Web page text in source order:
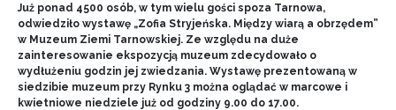
Już ponad 4500 osób, w tym wielu gości spoza Tarnowa,
odwiedziło wystawę „Zofia Stryjeńska. Między wiarą a obrzędem”
w Muzeum Ziemi Tarnowskiej. Ze względu na duże
zainteresowanie ekspozycją muzeum zdecydowało o
wydłużeniu godzin jej zwiedzania. Wystawę prezentowaną w
siedzibie muzeum przy Rynku 3 można oglądać w marcowe i
kwietniowe niedziele już od godziny 9.00 do 17.00.